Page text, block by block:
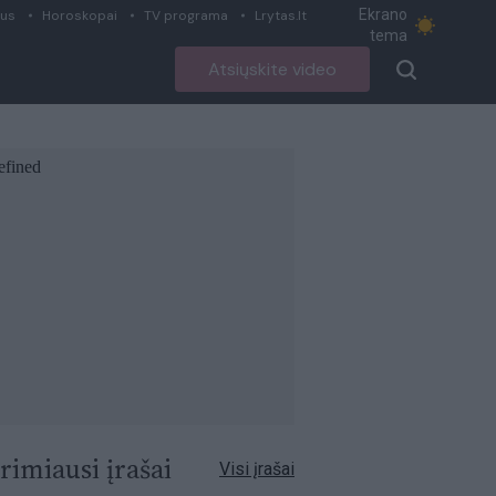
Horoskopai TV programa Lrytas.lt
Ekrano
tema
Atsiųskite video
įrašai Visi įrašai